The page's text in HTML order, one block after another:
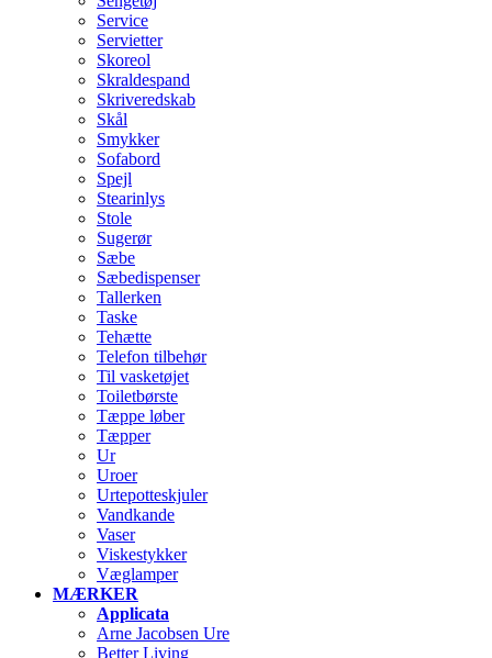
Service
Servietter
Skoreol
Skraldespand
Skriveredskab
Skål
Smykker
Sofabord
Spejl
Stearinlys
Stole
Sugerør
Sæbe
Sæbedispenser
Tallerken
Taske
Tehætte
Telefon tilbehør
Til vasketøjet
Toiletbørste
Tæppe løber
Tæpper
Ur
Uroer
Urtepotteskjuler
Vandkande
Vaser
Viskestykker
Væglamper
MÆRKER
Applicata
Arne Jacobsen Ure
Better Living